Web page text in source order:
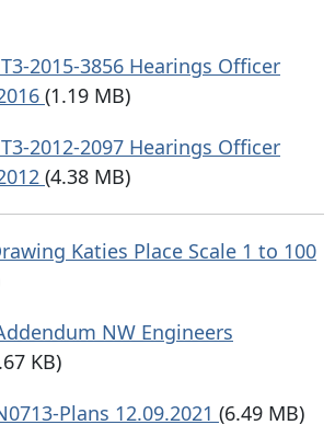
2015-3856 Hearings Officer
(1.19 MB)
2012-2097 Hearings Officer
(4.38 MB)
Katies Place Scale 1 to 100
NW Engineers
KB)
Plans 12.09.2021 (6.49 MB)